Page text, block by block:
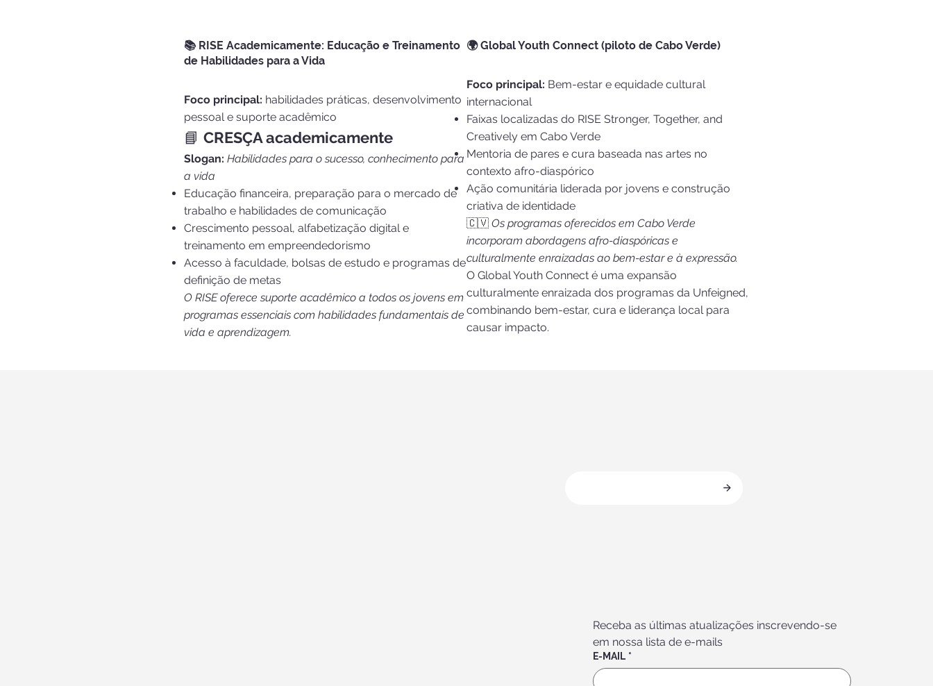
📚 RISE Academicamente: Educação e Treinamento
de Habilidades para a Vida
Foco principal: habilidades práticas, desenvolvimento
pessoal e suporte acadêmico
📘CRESÇA academicamente
Slogan: Habilidades para o sucesso, conhecimento para
a vida
Educação financeira, preparação para o mercado de
trabalho e habilidades de comunicação
Crescimento pessoal, alfabetização digital e
treinamento em empreendedorismo
Acesso à faculdade, bolsas de estudo e programas de
definição de metas
O RISE oferece suporte acadêmico a todos os jovens em
programas essenciais com habilidades fundamentais de
vida e aprendizagem.
🌍 Global Youth Connect (piloto de Cabo Verde)
Foco principal: Bem-estar e equidade cultural
internacional
Faixas localizadas do RISE Stronger, Together, and
Creatively em Cabo Verde
Mentoria de pares e cura baseada nas artes no
contexto afro-diaspórico
Ação comunitária liderada por jovens e construção
criativa de identidade
🇨🇻 Os programas oferecidos em Cabo Verde
incorporam abordagens afro-diaspóricas e
culturalmente enraizadas ao bem-estar e à expressão.
O Global Youth Connect é uma expansão
culturalmente enraizada dos programas da Unfeigned,
combinando bem-estar, cura e liderança local para
causar impacto.
Receba as últimas atualizações inscrevendo-se
em nossa lista de e-mails
E-MAIL *